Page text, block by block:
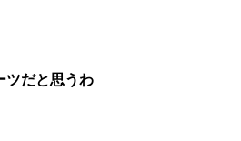
ツだと思うわ